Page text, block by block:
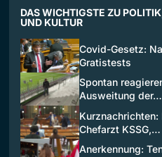
DAS WICHTIGSTE ZU
UND KULTUR
Covid-Gesetz:
Gratistests
Spontan
Ausweitung der…
Kurznachrichten:
Chefarzt KSSG,…
Anerkennung: